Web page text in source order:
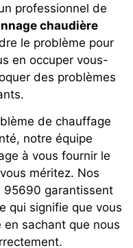
professionnel de
chaudière
le problème pour
en occuper vous-
des problèmes
de chauffage
notre équipe
à vous fournir le
méritez. Nos
95690 garantissent
qui signifie que vous
en sachant que nous